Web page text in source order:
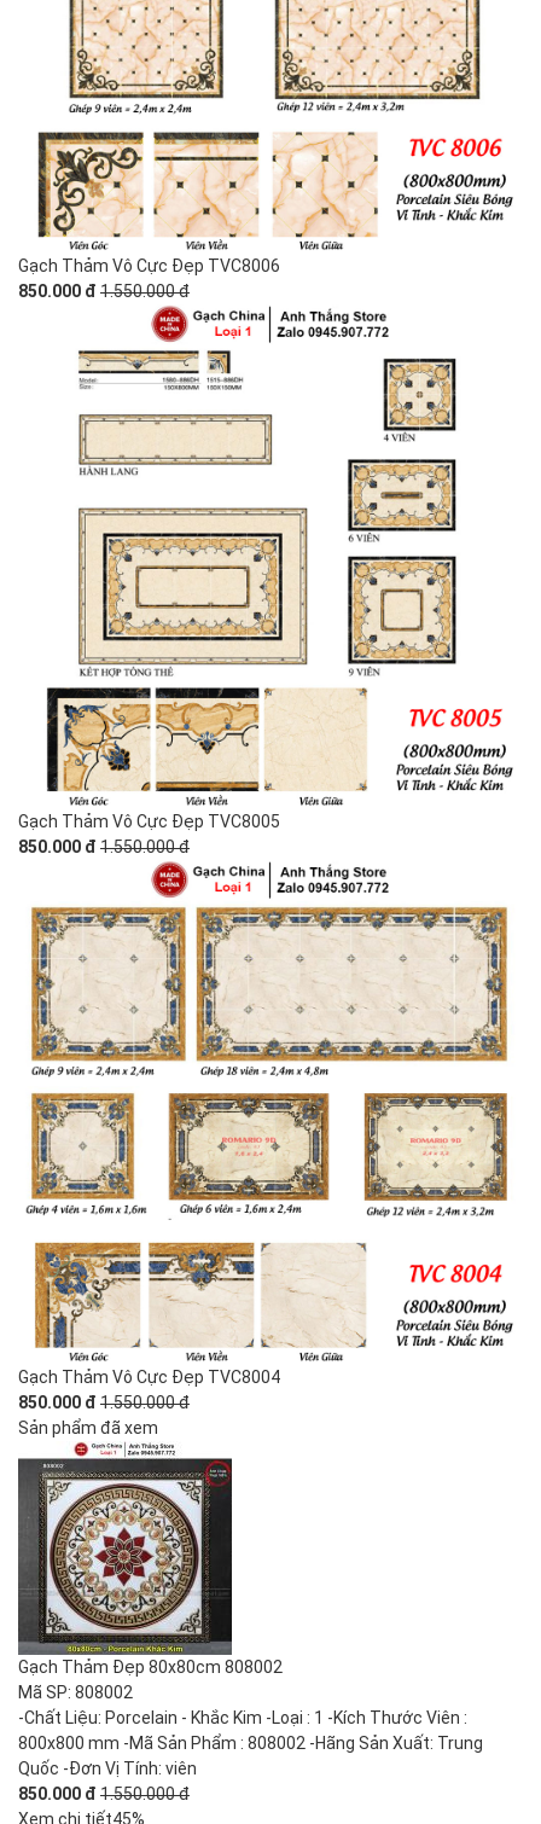
Gạch Thảm Vô Cực Đẹp TVC8006
850.000 đ 1.550.000 đ
Gạch Thảm Vô Cực Đẹp TVC8005
850.000 đ 1.550.000 đ
Gạch Thảm Vô Cực Đẹp TVC8004
850.000 đ 1.550.000 đ
Sản phẩm đã xem
Gạch Thảm Đẹp 80x80cm 808002
Mã SP: 808002
-Chất Liệu: Porcelain - Khắc Kim -Loại : 1 -Kích Thước Viên :
800x800 mm -Mã Sản Phẩm : 808002 -Hãng Sản Xuất: Trung
Quốc -Đơn Vị Tính: viên
850.000 đ 1.550.000 đ
Xem chi tiết45%